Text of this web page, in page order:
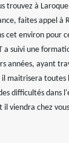
trouvez à Laroque
faites appel à
cet environ pour
a suivi une
années, ayant
maitrisera toutes
difficultés dans
viendra chez